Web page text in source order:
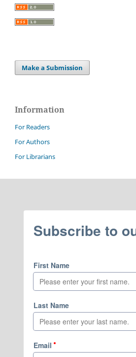
Make a Submission
Information
For Readers
For Authors
For Librarians